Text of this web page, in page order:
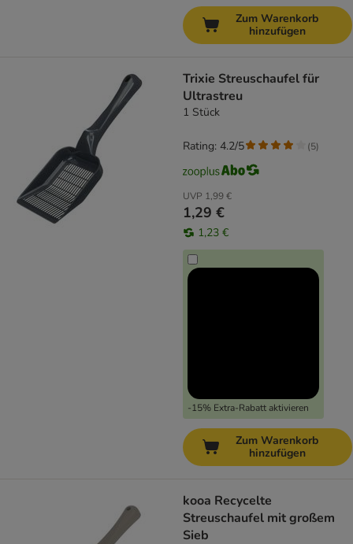
Zum Warenkorb
hinzufügen
Trixie Streuschaufel für
Ultrastreu
1 Stück
UVP 1,99 €
1,29 €
1,23 €
-15% Extra-Rabatt aktivieren
Rating: 4.2/5 (5)
Zum Warenkorb
hinzufügen
kooa Recycelte
Streuschaufel mit großem
Sieb